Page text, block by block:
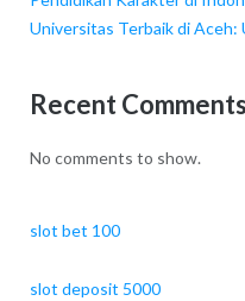
Universitas Terbaik di Aceh:
Recent Comments
No comments to show.
slot bet 100
slot deposit 5000